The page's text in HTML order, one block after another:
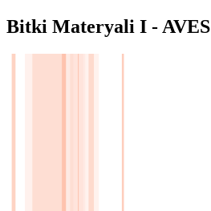
Bitki Materyali I - AVES